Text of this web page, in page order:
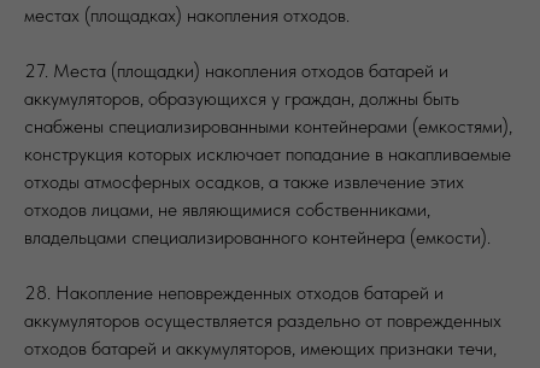
местах (площадках) накопления отходов.
27. Места (площадки) накопления отходов батарей и
аккумуляторов, образующихся у граждан, должны быть
снабжены специализированными контейнерами (емкостями),
конструкция которых исключает попадание в накапливаемые
отходы атмосферных осадков, а также извлечение этих
отходов лицами, не являющимися собственниками,
владельцами специализированного контейнера (емкости).
28. Накопление неповрежденных отходов батарей и
аккумуляторов осуществляется раздельно от поврежденных
отходов батарей и аккумуляторов, имеющих признаки течи,